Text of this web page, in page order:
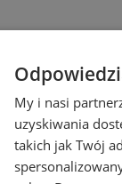
My i nasi
uzyskiwania
takich jak Twój